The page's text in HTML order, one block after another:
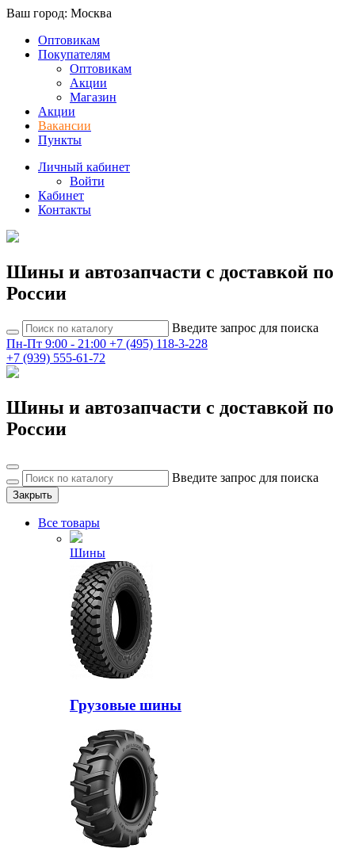
Ваш город: Москва
Оптовикам
Покупателям
Оптовикам
Акции
Магазин
Акции
Вакансии
Пункты
Личный кабинет
Войти
Кабинет
Контакты
Шины и автозапчасти с доставкой по
России
Введите запрос для поиска
Пн-Пт 9:00 - 21:00 +7 (495) 118-3-228
+7 (939) 555-61-72
Шины и автозапчасти с доставкой по
России
Введите запрос для поиска
Закрыть
Все товары
Шины
Грузовые шины